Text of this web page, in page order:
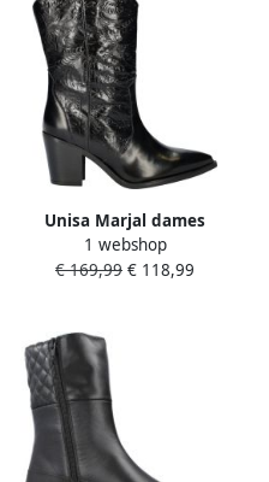
Unisa Marjal dames
cowboylaars Zwart
1 webshop
€ 169,99 € 118,99